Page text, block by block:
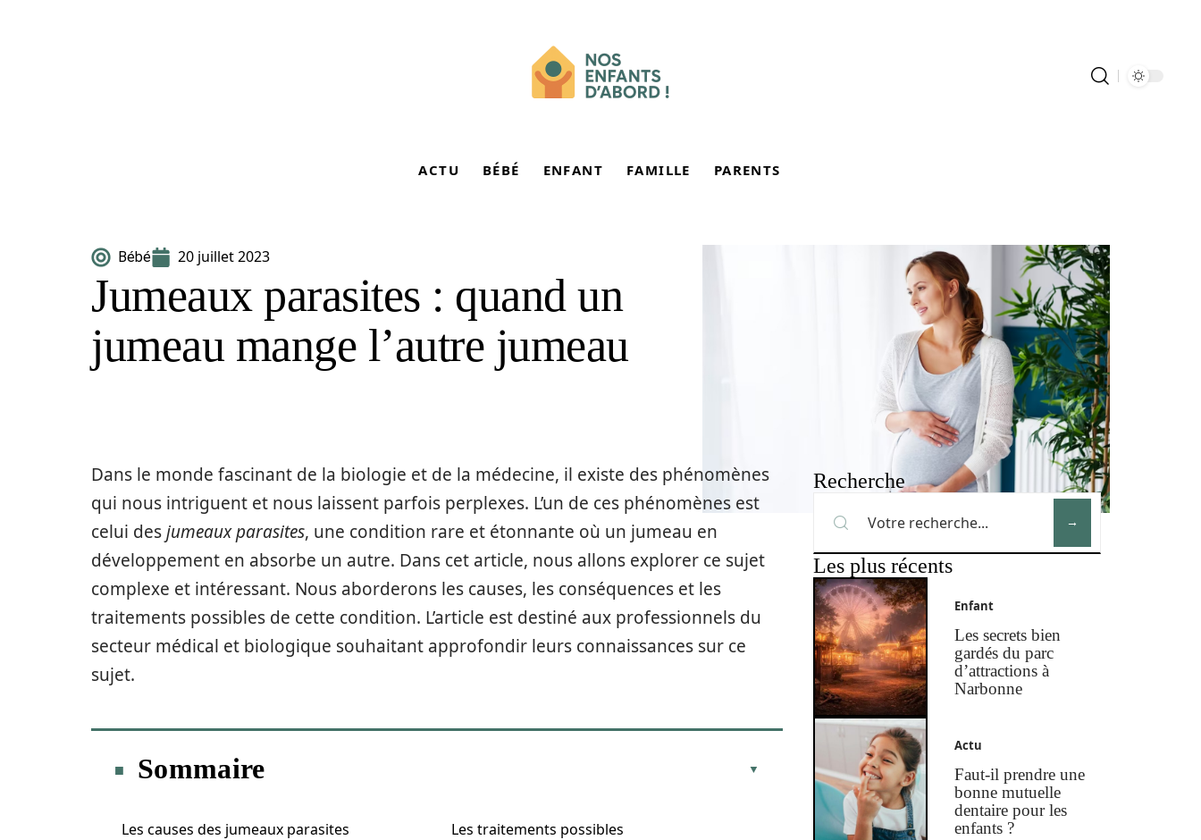
ACTU BÉBÉ ENFANT FAMILLE PARENTS
Bébé 20 juillet 2023
Jumeaux parasites : quand un
jumeau mange l’autre jumeau
Dans le monde fascinant de la biologie et de la médecine, il existe des phénomènes
qui nous intriguent et nous laissent parfois perplexes. L’un de ces phénomènes est
celui desjumeaux parasites, une condition rare et étonnante où un jumeau en
développement en absorbe un autre. Dans cet article, nous allons explorer ce sujet
complexe et intéressant. Nous aborderons les causes, les conséquences et les
traitements possibles de cette condition. L’article est destiné aux professionnels du
secteur médical et biologique souhaitant approfondir leurs connaissances sur ce
sujet.
Sommaire
Les causes des jumeaux parasites Les traitements possibles
Recherche
Les plus récents
Enfant
Les secrets bien
gardés du parc
d’attractions à
Narbonne
Actu
Faut-il prendre une
bonne mutuelle
dentaire pour les
enfants ?